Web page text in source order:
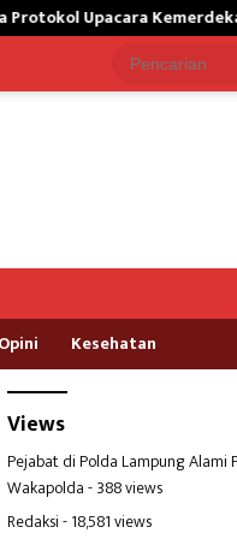
Kemerdekaan RI
Opini Kesehatan
Views
Pejabat di Polda Lampung Alami
Wakapolda- 388 views
Redaksi- 18,581 views